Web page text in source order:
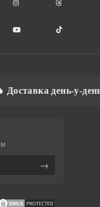
у-день • ⚡
→